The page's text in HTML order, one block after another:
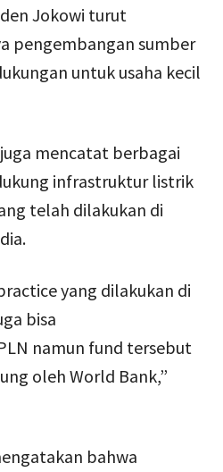
Jokowi turut
pengembangan sumber
untuk usaha kecil
mencatat berbagai
infrastruktur listrik
telah dilakukan di
yang dilakukan di
bisa
namun fund tersebut
oleh World Bank,”
bahwa